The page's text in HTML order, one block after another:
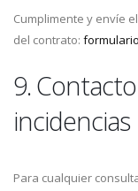
Cumplimente y envíe
del contrato:
9.
incidencias
Para cualquier